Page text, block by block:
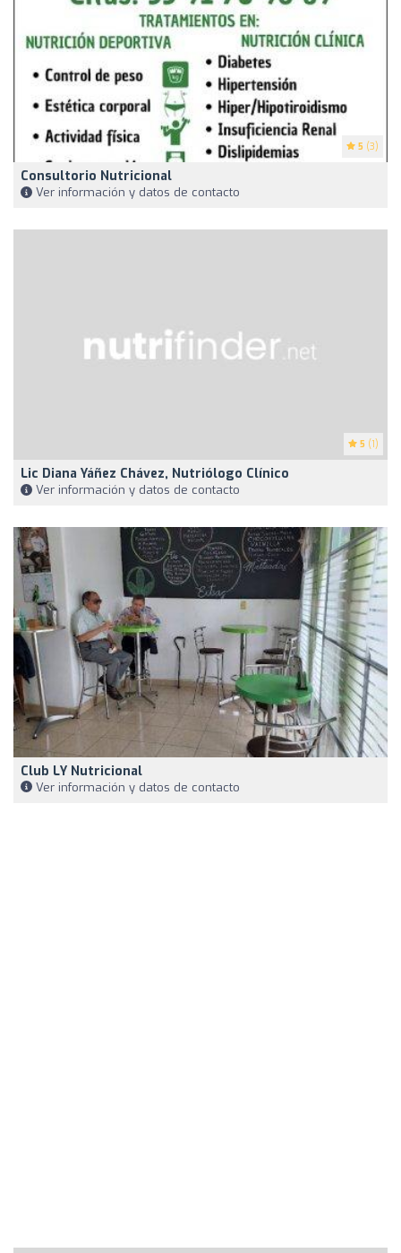
5 (3)
Consultorio Nutricional
Ver información y datos de contacto
5 (1)
Lic Diana Yáñez Chávez, Nutriólogo Clínico
Ver información y datos de contacto
Club LY Nutricional
Ver información y datos de contacto